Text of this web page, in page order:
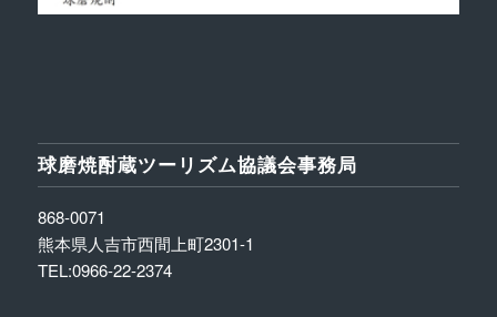
球磨焼酎蔵ツーリズム協議会事務局
868-0071
熊本県人吉市西間上町2301-1
TEL:0966-22-2374